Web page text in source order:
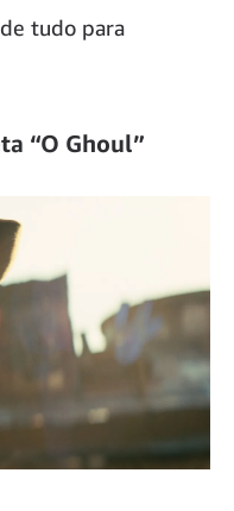
tudo para
“O Ghoul”